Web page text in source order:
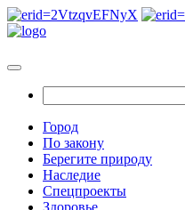
Город
По закону
Берегите природу
Наследие
Спецпроекты
Здоровье